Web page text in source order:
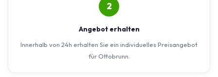
2
Angebot erhalten
Innerhalb von 24h erhalten Sie ein individuelles Preisangebot
für Ottobrunn.